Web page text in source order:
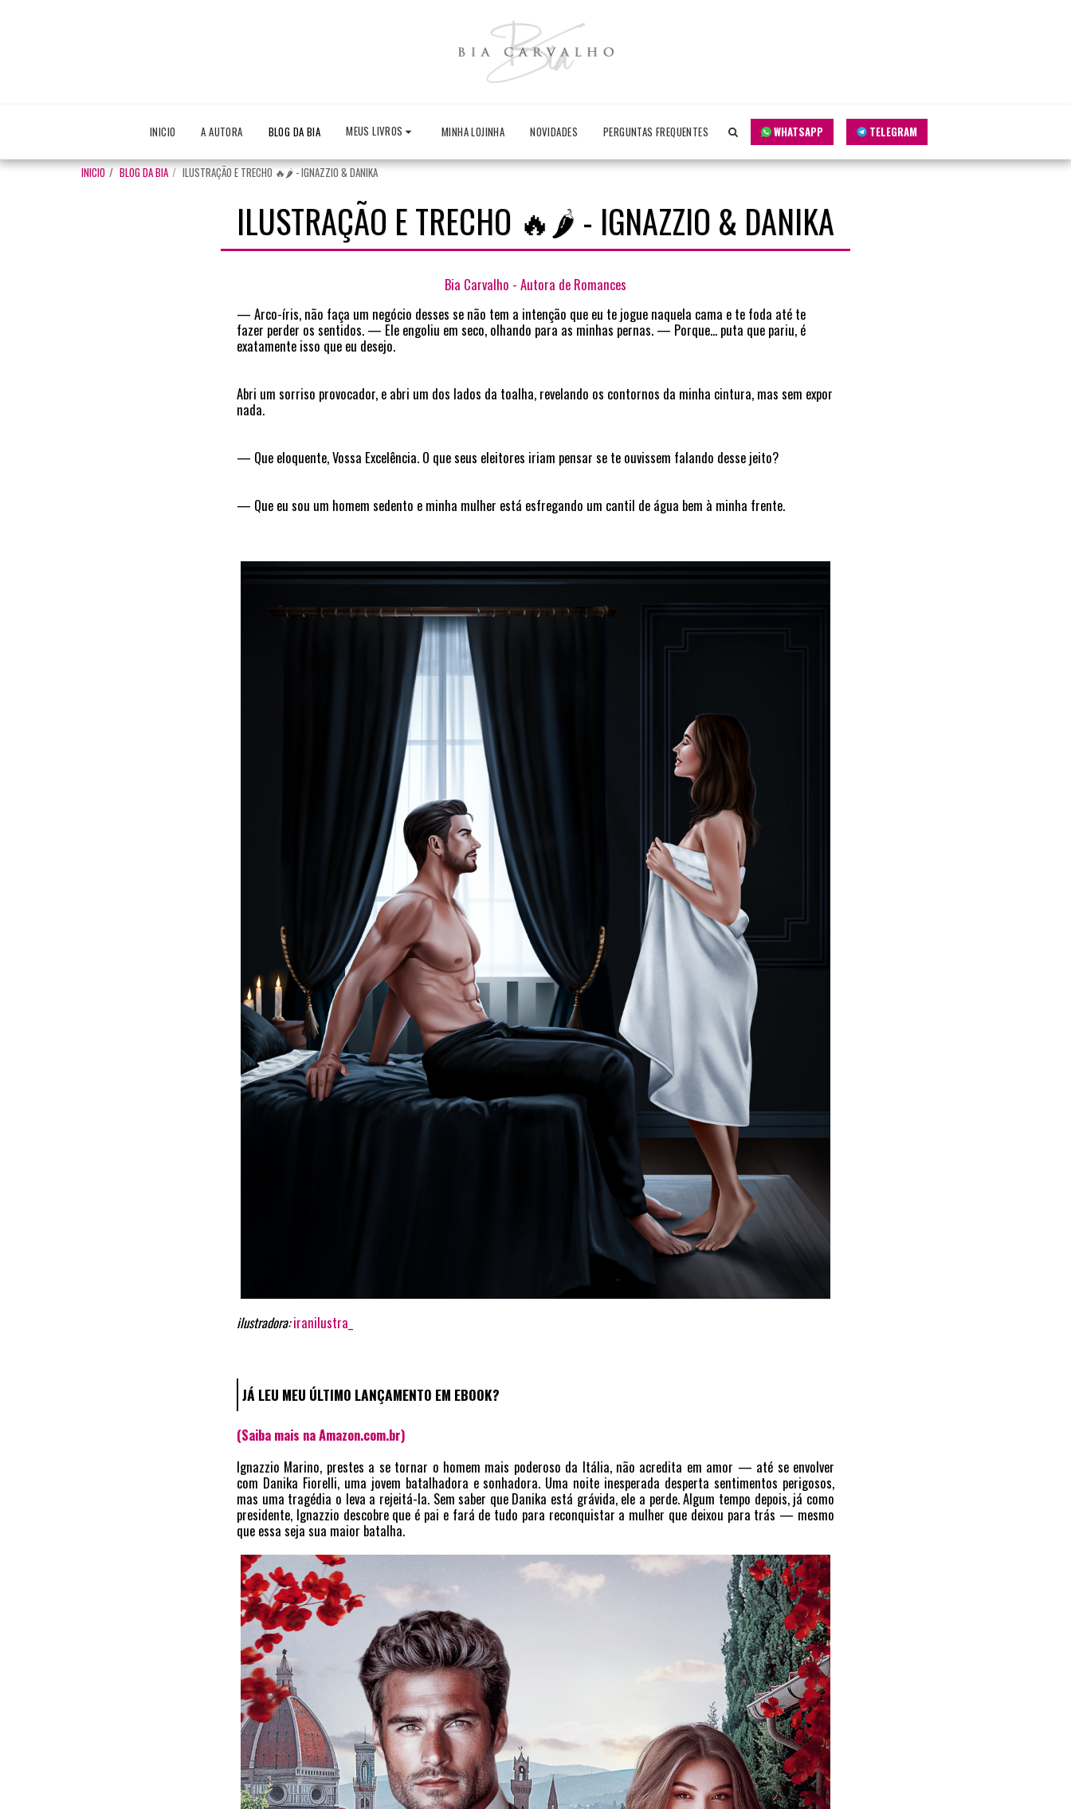
INICIO A AUTORA BLOG DA BIA MEUS LIVROS MINHA LOJINHA NOVIDADES PERGUNTAS FREQUENTES WHATSAPP TELEGRAM
INICIO BLOG DA BIA ILUSTRAÇÃO E TRECHO 🔥🌶️ - IGNAZZIO & DANIKA
ILUSTRAÇÃO E TRECHO 🔥🌶️ - IGNAZZIO & DANIKA
Bia Carvalho - Autora de Romances
— Arco-íris, não faça um negócio desses se não tem a intenção que eu te jogue naquela cama e te foda até te
fazer perder os sentidos. — Ele engoliu em seco, olhando para as minhas pernas. — Porque... puta que pariu, é
exatamente isso que eu desejo.
Abri um sorriso provocador, e abri um dos lados da toalha, revelando os contornos da minha cintura, mas sem expor
nada.
— Que eloquente, Vossa Excelência. O que seus eleitores iriam pensar se te ouvissem falando desse jeito?
— Que eu sou um homem sedento e minha mulher está esfregando um cantil de água bem à minha frente.
ilustradora: iranilustra_
JÁ LEU MEU ÚLTIMO LANÇAMENTO EM EBOOK?
(Saiba mais na Amazon.com.br)
Ignazzio Marino, prestes a se tornar o homem mais poderoso da Itália, não acredita em amor — até se envolver
com Danika Fiorelli, uma jovem batalhadora e sonhadora. Uma noite inesperada desperta sentimentos perigosos,
mas uma tragédia o leva a rejeitá-la. Sem saber que Danika está grávida, ele a perde. Algum tempo depois, já como
presidente, Ignazzio descobre que é pai e fará de tudo para reconquistar a mulher que deixou para trás — mesmo
que essa seja sua maior batalha.